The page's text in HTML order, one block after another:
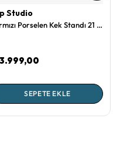
Studio
Kırmızı Porselen Kek Standı 21 Cm Flower Festival Collection by Pip Studio
SEPETE EKLE